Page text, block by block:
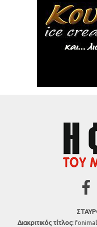
Διακριτικός τίτλος: